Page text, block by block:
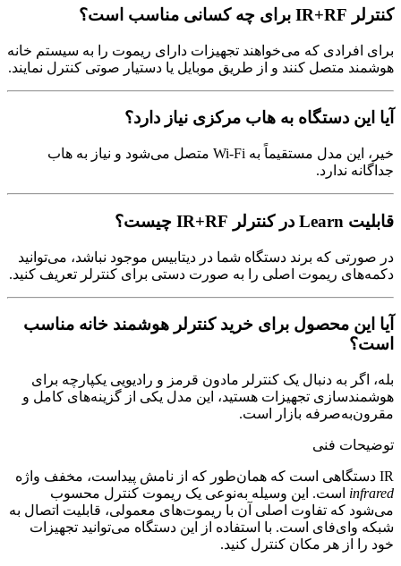
کنترلر IR+RF برای چه کسانی مناسب است؟
برای افرادی که می‌خواهند تجهیزات دارای ریموت را به سیستم خانه
هوشمند متصل کنند و از طریق موبایل یا دستیار صوتی کنترل نمایند.
آیا این دستگاه به هاب مرکزی نیاز دارد؟
خیر، این مدل مستقیماً به Wi-Fi متصل می‌شود و نیاز به هاب
جداگانه ندارد.
قابلیت Learn در کنترلر IR+RF چیست؟
در صورتی که برند دستگاه شما در دیتابیس موجود نباشد، می‌توانید
دکمه‌های ریموت اصلی را به صورت دستی برای کنترلر تعریف کنید.
آیا این محصول برای خرید کنترلر هوشمند خانه مناسب
است؟
بله، اگر به دنبال یک کنترلر مادون قرمز و رادیویی یکپارچه برای
هوشمندسازی تجهیزات هستید، این مدل یکی از گزینه‌های کامل و
مقرون‌به‌صرفه بازار است.
توضیحات فنی
IR دستگاهی است که همان‌طور که از نامش پیداست، مخفف واژه
infrared است. این وسیله به‌نوعی یک ریموت کنترل محسوب
می‌شود که تفاوت اصلی آن با ریموت‌های معمولی، قابلیت اتصال به
شبکه وای‌فای است. با استفاده از این دستگاه می‌توانید تجهیزات
خود را از هر مکان کنترل کنید.